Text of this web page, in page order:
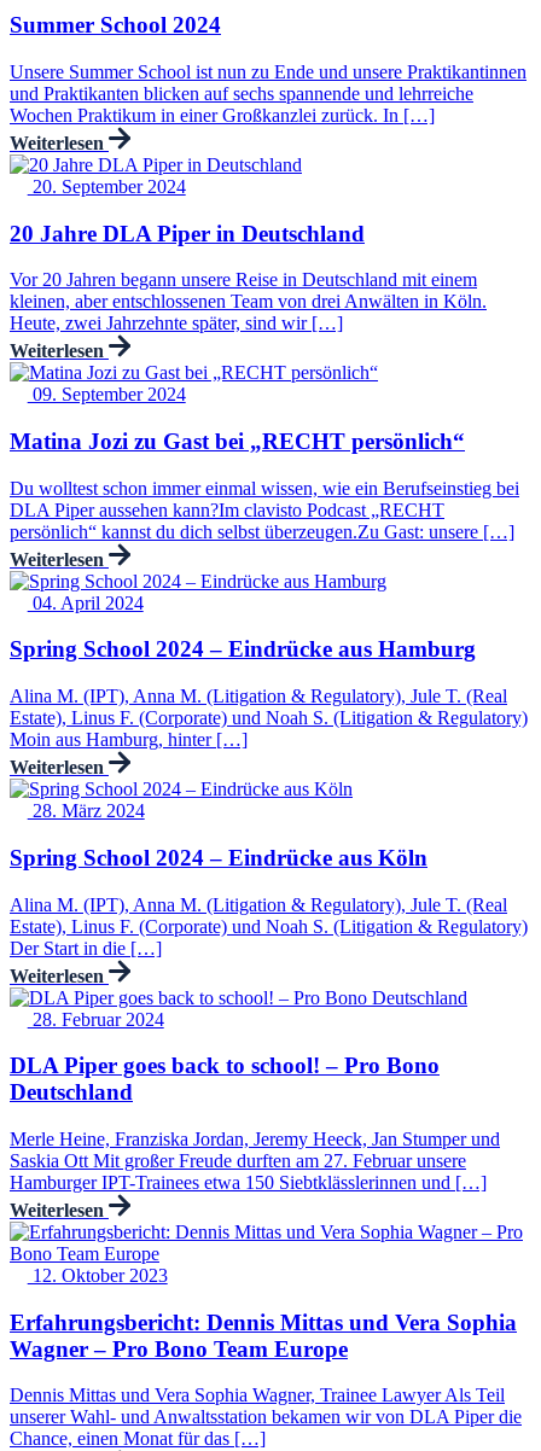
Summer School 2024
Unsere Summer School ist nun zu Ende und unsere Praktikantinnen
und Praktikanten blicken auf sechs spannende und lehrreiche
Wochen Praktikum in einer Großkanzlei zurück. In […]
Weiterlesen
20. September 2024
20 Jahre DLA Piper in Deutschland
Vor 20 Jahren begann unsere Reise in Deutschland mit einem
kleinen, aber entschlossenen Team von drei Anwälten in Köln.
Heute, zwei Jahrzehnte später, sind wir […]
Weiterlesen
09. September 2024
Matina Jozi zu Gast bei „RECHT persönlich“
Du wolltest schon immer einmal wissen, wie ein Berufseinstieg bei
DLA Piper aussehen kann?Im clavisto Podcast „RECHT
persönlich“ kannst du dich selbst überzeugen.Zu Gast: unsere […]
Weiterlesen
04. April 2024
Spring School 2024 – Eindrücke aus Hamburg
Alina M. (IPT), Anna M. (Litigation & Regulatory), Jule T. (Real
Estate), Linus F. (Corporate) und Noah S. (Litigation & Regulatory)
Moin aus Hamburg, hinter […]
Weiterlesen
28. März 2024
Spring School 2024 – Eindrücke aus Köln
Alina M. (IPT), Anna M. (Litigation & Regulatory), Jule T. (Real
Estate), Linus F. (Corporate) und Noah S. (Litigation & Regulatory)
Der Start in die […]
Weiterlesen
28. Februar 2024
DLA Piper goes back to school! – Pro Bono
Deutschland
Merle Heine, Franziska Jordan, Jeremy Heeck, Jan Stumper und
Saskia Ott Mit großer Freude durften am 27. Februar unsere
Hamburger IPT-Trainees etwa 150 Siebtklässlerinnen und […]
Weiterlesen
12. Oktober 2023
Erfahrungsbericht: Dennis Mittas und Vera Sophia
Wagner – Pro Bono Team Europe
Dennis Mittas und Vera Sophia Wagner, Trainee Lawyer Als Teil
unserer Wahl- und Anwaltsstation bekamen wir von DLA Piper die
Chance, einen Monat für das […]